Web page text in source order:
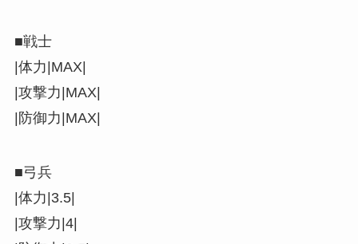
■戦士
|体力|MAX|
|攻撃力|MAX|
|防御力|MAX|
■弓兵
|体力|3.5|
|攻撃力|4|